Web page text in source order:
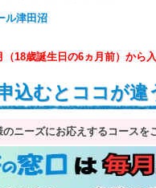
ル津田沼
（18歳誕生日の6ヵ月前）から
込むとココが違
ニーズにお応えするコースを